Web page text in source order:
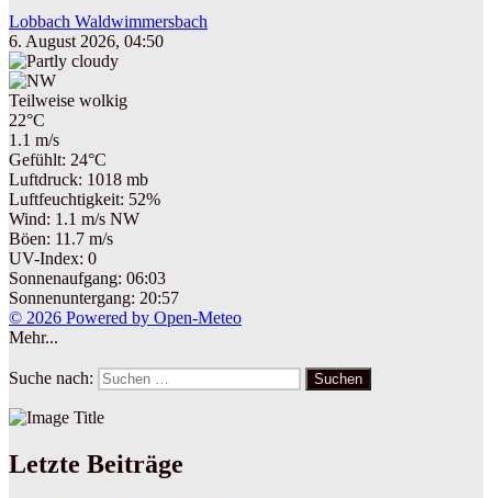
Lobbach Waldwimmersbach
6. August 2026, 04:50
Teilweise wolkig
22°C
1.1 m/s
Gefühlt: 24°C
Luftdruck: 1018 mb
Luftfeuchtigkeit: 52%
Wind: 1.1 m/s NW
Böen: 11.7 m/s
UV-Index: 0
Sonnenaufgang: 06:03
Sonnenuntergang: 20:57
© 2026 Powered by Open-Meteo
Mehr...
Suche nach: Suchen
Letzte Beiträge